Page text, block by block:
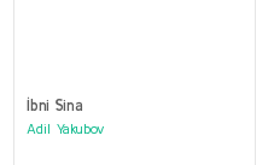
İbni Sina
Adil Yakubov